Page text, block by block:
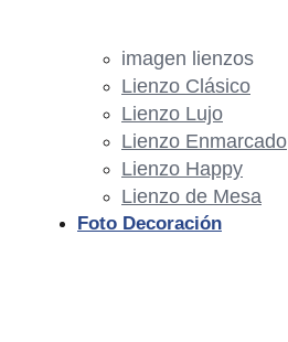
imagen lienzos
Lienzo Clásico
Lienzo Lujo
Lienzo Enmarcado
Lienzo Happy
Lienzo de Mesa
Foto Decoración